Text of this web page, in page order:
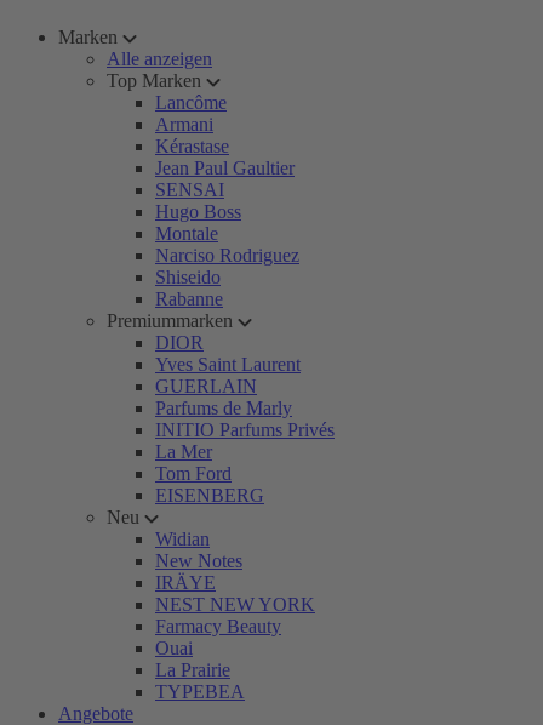
Marken
Alle anzeigen
Top Marken
Lancôme
Armani
Kérastase
Jean Paul Gaultier
SENSAI
Hugo Boss
Montale
Narciso Rodriguez
Shiseido
Rabanne
Premiummarken
DIOR
Yves Saint Laurent
GUERLAIN
Parfums de Marly
INITIO Parfums Privés
La Mer
Tom Ford
EISENBERG
Neu
Widian
New Notes
IRÄYE
NEST NEW YORK
Farmacy Beauty
Ouai
La Prairie
TYPEBEA
Angebote